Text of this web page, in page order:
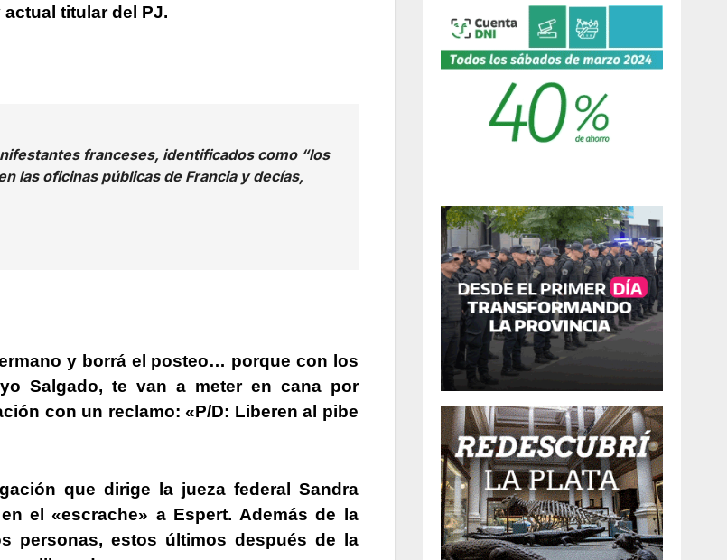
titular del PJ.
franceses, identificados como “los
las oficinas públicas de Francia y decías,
y borrá el posteo… porque con los
Salgado, te van a meter en cana por
con un reclamo: «P/D: Liberen al pibe
que dirige la jueza federal Sandra
el «escrache» a Espert. Además de la
personas, estos últimos después de la